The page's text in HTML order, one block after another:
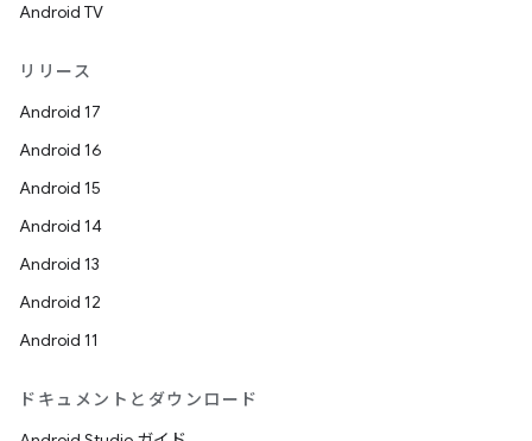
Android TV
リリース
Android 17
Android 16
Android 15
Android 14
Android 13
Android 12
Android 11
ドキュメントとダウンロード